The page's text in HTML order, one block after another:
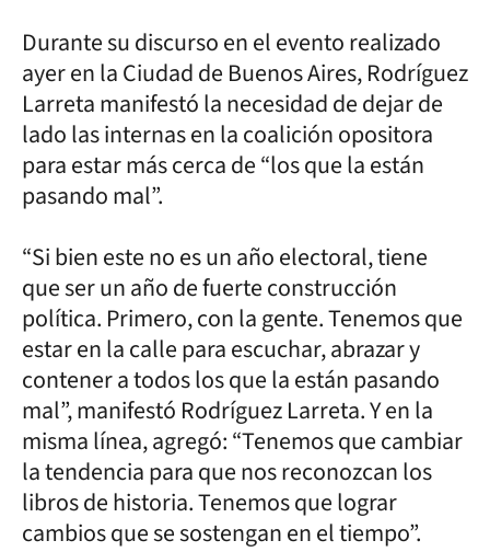
Durante su discurso en el evento realizado
ayer en la Ciudad de Buenos Aires, Rodríguez
Larreta manifestó la necesidad de dejar de
lado las internas en la coalición opositora
para estar más cerca de “los que la están
pasando mal”.
“Si bien este no es un año electoral, tiene
que ser un año de fuerte construcción
política. Primero, con la gente. Tenemos que
estar en la calle para escuchar, abrazar y
contener a todos los que la están pasando
mal”, manifestó Rodríguez Larreta. Y en la
misma línea, agregó: “Tenemos que cambiar
la tendencia para que nos reconozcan los
libros de historia. Tenemos que lograr
cambios que se sostengan en el tiempo”.